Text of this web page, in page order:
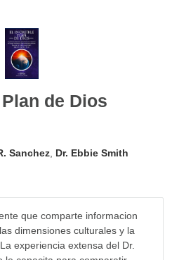
de Dios
Sanchez Dr. Ebbie Smith
que comparte informacion
dimensiones culturales y la
experiencia extensa del Dr.